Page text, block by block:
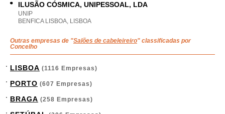
ILUSÃO CÓSMICA, UNIPESSOAL, LDA
UNIP
BENFICA LISBOA, LISBOA
Outras empresas de "Salões de cabeleireiro" classificadas por
Concelho
LISBOA (1116 Empresas)
PORTO (607 Empresas)
BRAGA (258 Empresas)